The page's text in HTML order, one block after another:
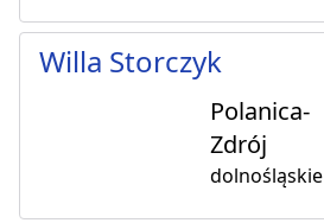
Willa Storczyk
Polanica-
Zdrój
dolnośląskie